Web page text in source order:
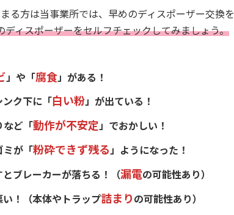
る方は当事業所では、 早めのディスポーザー交換
ディスポーザーをセルフチェックしてみましょう。
」や「腐食 」がある！
ンク下に 「白い粉 」が出ている！
など 「動作が不安定 」でおかしい！
ミが 「粉砕できず残る 」ようになった！
ブレーカーが落ちる！（漏電の可能性あり）
！ （本体やトラップ詰まり の可能性あり）